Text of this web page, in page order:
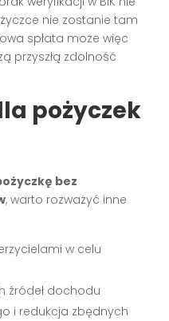
nie zostanie tam
spłata może więc
przyszłą zdolność
pożyczek
bez
, warto rozważyć inne
w celu
źródeł dochodu
i redukcja zbędnych